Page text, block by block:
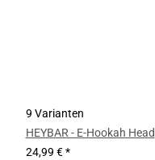
9 Varianten
HEYBAR - E-Hookah Head
24,99 €*